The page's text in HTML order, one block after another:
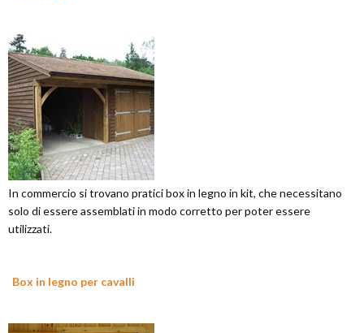
In commercio si trovano pratici box in legno in kit, che necessitano
solo di essere assemblati in modo corretto per poter essere
utilizzati.
Box in legno per cavalli